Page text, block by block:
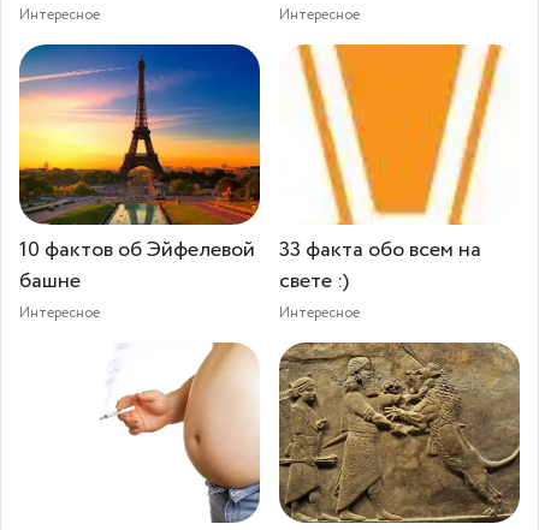
Интересное Интересное
10 фактов об Эйфелевой
башне
Интересное
33 факта обо всем на
свете :)
Интересное